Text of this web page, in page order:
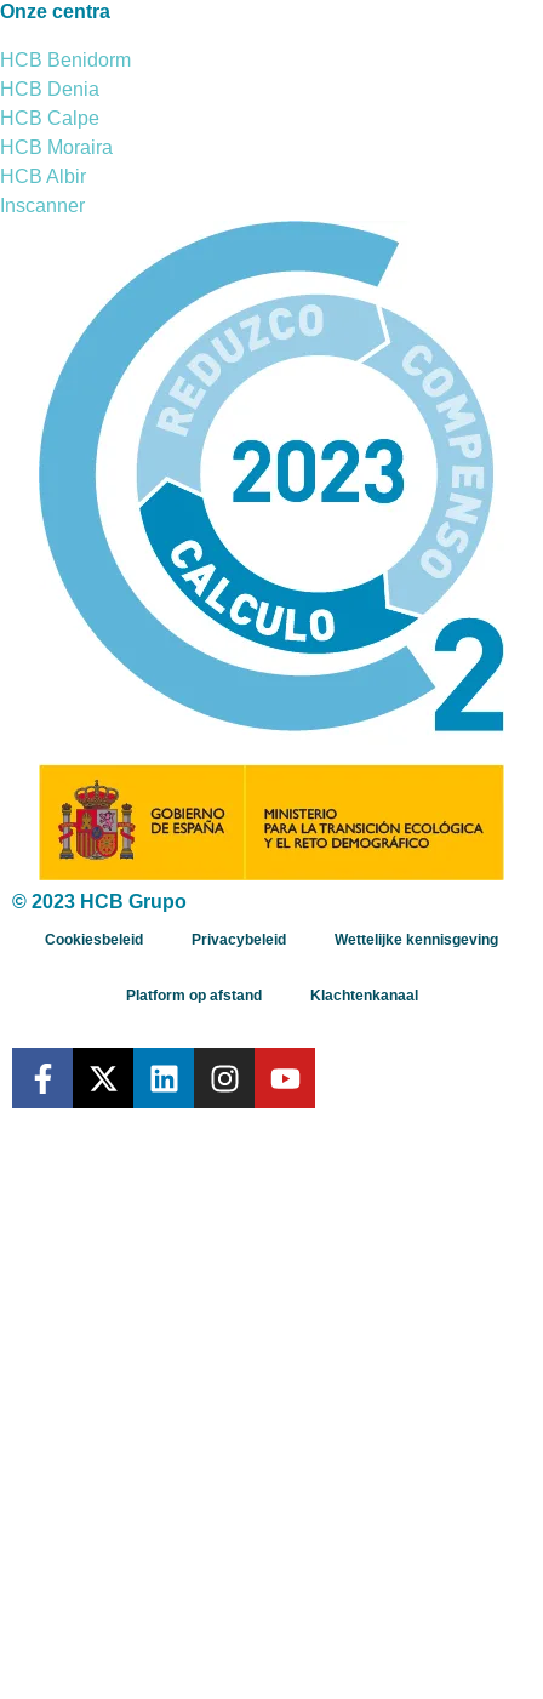
Onze centra
HCB Benidorm
HCB Denia
HCB Calpe
HCB Moraira
HCB Albir
Inscanner
© 2023 HCB Grupo
Cookiesbeleid Privacybeleid Wettelijke kennisgeving
Platform op afstand Klachtenkanaal